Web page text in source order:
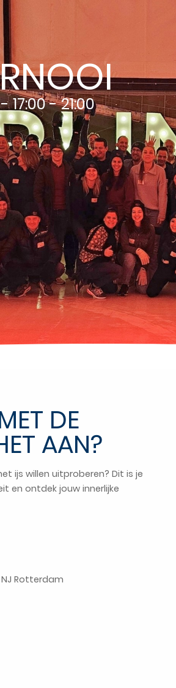
17:00 - 21:00
DE
AAN?
ijs willen uitproberen? Dit is je
en ontdek jouw innerlijke
Rotterdam